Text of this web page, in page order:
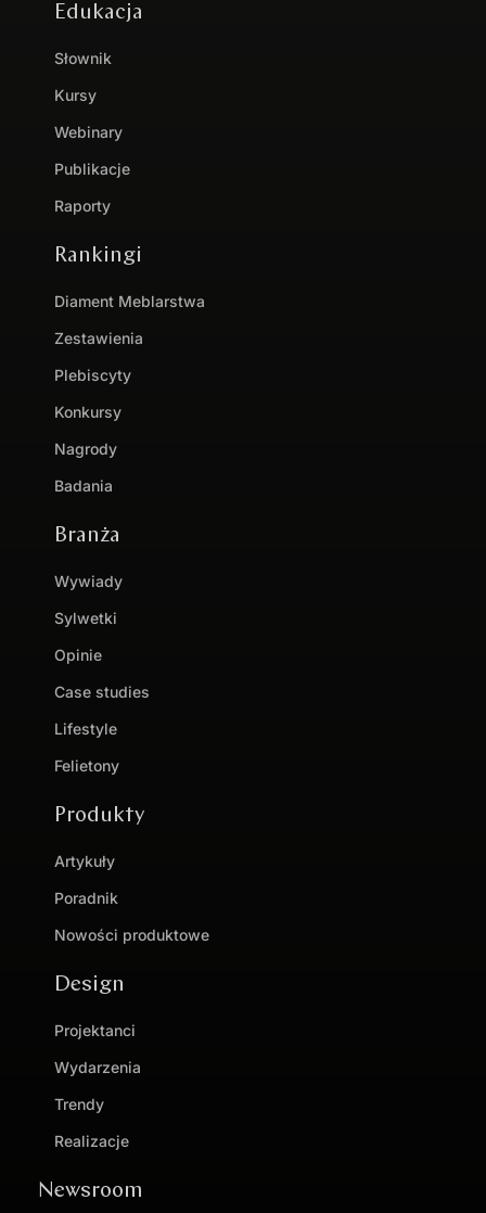
Edukacja
Słownik
Kursy
Webinary
Publikacje
Raporty
Rankingi
Diament Meblarstwa
Zestawienia
Plebiscyty
Konkursy
Nagrody
Badania
Branża
Wywiady
Sylwetki
Opinie
Case studies
Lifestyle
Felietony
Produkty
Artykuły
Poradnik
Nowości produktowe
Design
Projektanci
Wydarzenia
Trendy
Realizacje
Newsroom